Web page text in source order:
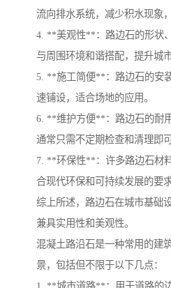
流向排水系统，减少积水现象
4. **美观性**：路边石的形状
与周围环境和谐搭配，提升城
5. **施工简便**：路边石的安
速铺设，适合场地的应用。
6. **维护方便**：路边石的耐
通常只需不定期检查和清理即
7. **环保性**：许多路边石材
合现代环保和可持续发展的要求
综上所述，路边石在城市基础
兼具实用性和美观性。
混凝土路沿石是一种常用的建
景，包括但不限于以下几点：